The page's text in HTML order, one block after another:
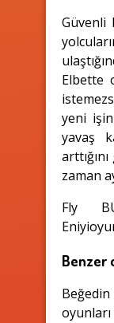
Güvenli
Elbette
yeni
yavaş
zaman
Fly
Benzer
Beğedin